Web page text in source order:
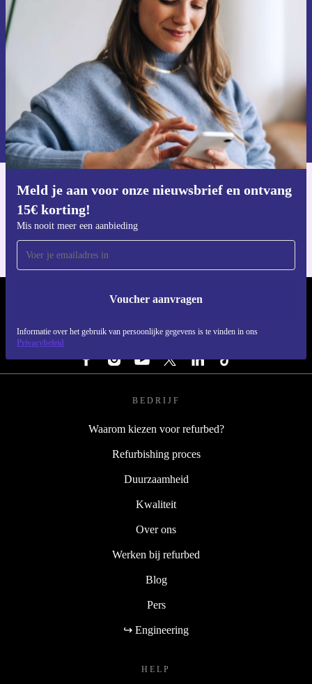
Meld je aan voor onze nieuwsbrief en ontvang
15€ korting!
Mis nooit meer een aanbieding
Voucher aanvragen
Informatie over het gebruik van persoonlijke gegevens is te vinden in ons
Privacybeleid
ontvang €15 korting!
Mis nooit meer een aanbieding.
Voucher aanvragen
Informatie over het gebruik van persoonsgegevens vind je in ons
privacybeleid
Download de refurbed app
REFURBED BELGIË - RETHINK NEW.
VOLG ONS
BEDRIJF
Waarom kiezen voor refurbed?
Refurbishing proces
Duurzaamheid
Kwaliteit
Over ons
Werken bij refurbed
Blog
Pers
↪ Engineering
HELP